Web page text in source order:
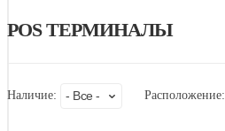
POS ТЕРМИНАЛЫ
Наличие: Расположение: